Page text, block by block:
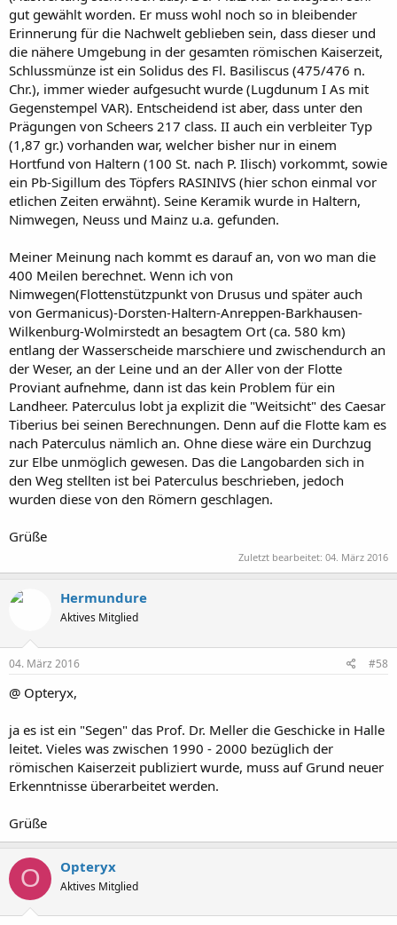
gut gewählt worden. Er muss wohl noch so in bleibender
Erinnerung für die Nachwelt geblieben sein, dass dieser und
die nähere Umgebung in der gesamten römischen Kaiserzeit,
Schlussmünze ist ein Solidus des Fl. Basiliscus (475/476 n.
Chr.), immer wieder aufgesucht wurde (Lugdunum I As mit
Gegenstempel VAR). Entscheidend ist aber, dass unter den
Prägungen von Scheers 217 class. II auch ein verbleiter Typ
(1,87 gr.) vorhanden war, welcher bisher nur in einem
Hortfund von Haltern (100 St. nach P. Ilisch) vorkommt, sowie
ein Pb-Sigillum des Töpfers RASINIVS (hier schon einmal vor
etlichen Zeiten erwähnt). Seine Keramik wurde in Haltern,
Nimwegen, Neuss und Mainz u.a. gefunden.
Meiner Meinung nach kommt es darauf an, von wo man die
400 Meilen berechnet. Wenn ich von
Nimwegen(Flottenstützpunkt von Drusus und später auch
von Germanicus)-Dorsten-Haltern-Anreppen-Barkhausen-
Wilkenburg-Wolmirstedt an besagtem Ort (ca. 580 km)
entlang der Wasserscheide marschiere und zwischendurch an
der Weser, an der Leine und an der Aller von der Flotte
Proviant aufnehme, dann ist das kein Problem für ein
Landheer. Paterculus lobt ja explizit die "Weitsicht" des Caesar
Tiberius bei seinen Berechnungen. Denn auf die Flotte kam es
nach Paterculus nämlich an. Ohne diese wäre ein Durchzug
zur Elbe unmöglich gewesen. Das die Langobarden sich in
den Weg stellten ist bei Paterculus beschrieben, jedoch
wurden diese von den Römern geschlagen.
Grüße
Zuletzt bearbeitet: 04. März 2016
Hermundure
Aktives Mitglied
04. März 2016 #58
@ Opteryx,
ja es ist ein "Segen" das Prof. Dr. Meller die Geschicke in Halle
leitet. Vieles was zwischen 1990 - 2000 bezüglich der
römischen Kaiserzeit publiziert wurde, muss auf Grund neuer
Erkenntnisse überarbeitet werden.
Grüße
O Opteryx
Aktives Mitglied